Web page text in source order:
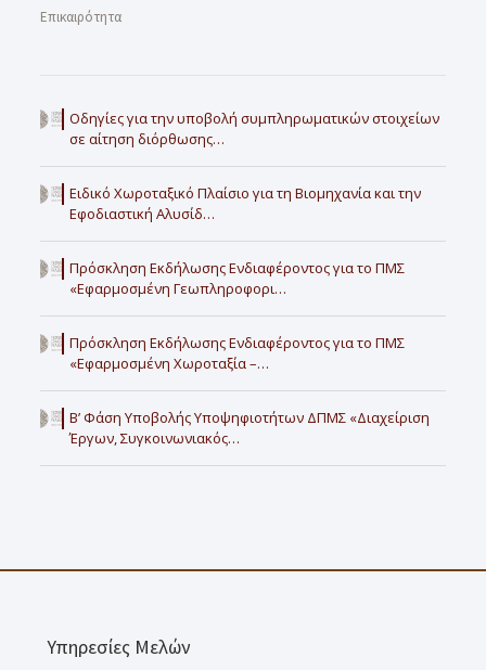
Επικαιρότητα
Οδηγίες για την υποβολή συμπληρωματικών στοιχείων
σε αίτηση διόρθωσης…
Ειδικό Χωροταξικό Πλαίσιο για τη Βιομηχανία και την
Εφοδιαστική Αλυσίδ…
Πρόσκληση Εκδήλωσης Ενδιαφέροντος για το ΠΜΣ
«Εφαρμοσμένη Γεωπληροφορι…
Πρόσκληση Εκδήλωσης Ενδιαφέροντος για το ΠΜΣ
«Εφαρμοσμένη Χωροταξία –…
Β’ Φάση Υποβολής Υποψηφιοτήτων ΔΠΜΣ «Διαχείριση
Έργων, Συγκοινωνιακός…
Υπηρεσίες Μελών